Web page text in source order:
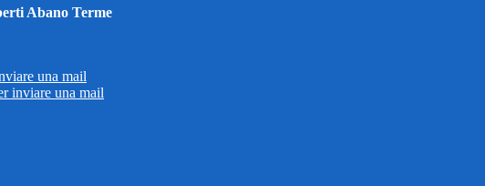
Abano Terme
una mail
inviare una mail